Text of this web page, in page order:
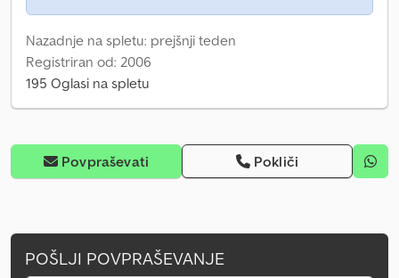
Nazadnje na spletu: prejšnji teden
Registriran od: 2006
195 Oglasi na spletu
Povpraševati Pokliči
POŠLJI POVPRAŠEVANJE